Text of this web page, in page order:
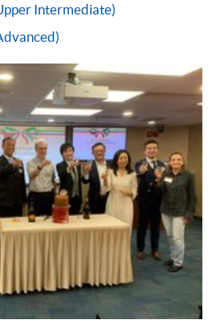
（EPS）、微信支付
宝(Alipay)
一所报名中心，以现金、「易
Pay）或支付宝
票缴付，抬头请注明「香港大
票背面请写上课程名称及申请
Intermediate)